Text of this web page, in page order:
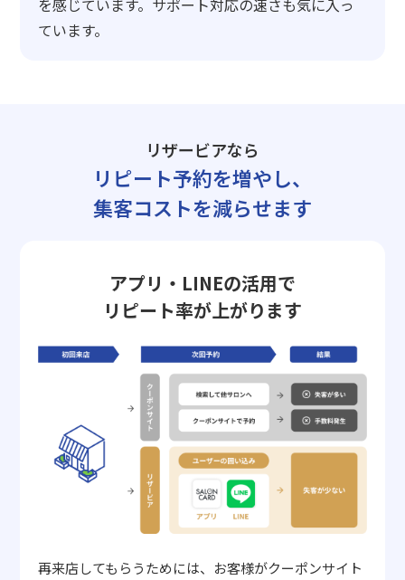
ています。
リザービアなら
リピート予約を増やし、
集客コストを減らせます
アプリ・LINEの活用で
リピート率が上がります
再来店してもらうためには、お客様がクーポンサイト